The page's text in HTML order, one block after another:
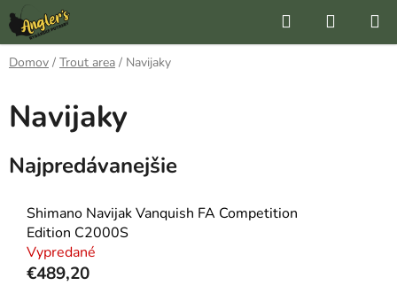
Prejsť
na
obsah
Hľadať
KOŠÍK
Domov / Trout area / Navijaky
Navijaky
Najpredávanejšie
Shimano Navijak Vanquish FA Competition
Edition C2000S
Vypredané
€489,20